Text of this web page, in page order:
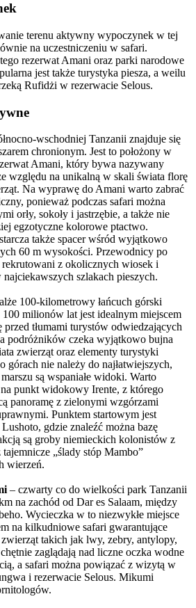
terenu aktywny wypoczynek w tej
na uczestniczeniu w safari.
rezerwat Amani oraz parki narodowe
jest także turystyka piesza, a weilu
Rufidżi w rezerwacie Selous.
wschodniej Tanzanii znajduje się
chronionym. Jest to położony w
Amani, który bywa nazywany
względu na unikalną w skali świata florę
Na wyprawę do Amani warto zabrać
ponieważ podczas safari można
orły, sokoły i jastrzębie, a także nie
egzotyczne kolorowe ptactwo.
także spacer wśród wyjątkowo
60 m wysokości. Przewodnicy po
rekrutowani z okolicznych wiosek i
szlakach pieszych.
100-kilometrowy łańcuch górski
milionów lat jest idealnym miejscem
przed tłumami turystów odwiedzających
podróżników czeka wyjątkowo bujna
zwierząt oraz elementy turystyki
nie należy do najłatwiejszych,
są wspaniałe widoki. Warto
punkt widokowy Irente, z którego
panoramę z zielonymi wzgórzami
Punktem startowym jest
gdzie znaleźć można bazę
są groby niemieckich kolonistów z
„ślady stóp Mambo”
wierzeń.
– czwarty co do wielkości park Tanzanii
na zachód od Dar es Salaam, między
Wycieczka w to niezwykłe miejsce
na kilkudniowe safari gwarantujące
takich jak lwy, zebry, antylopy,
zaglądają nad liczne oczka wodne
a safari można powiązać z wizytą w
i rezerwacie Selous. Mikumi